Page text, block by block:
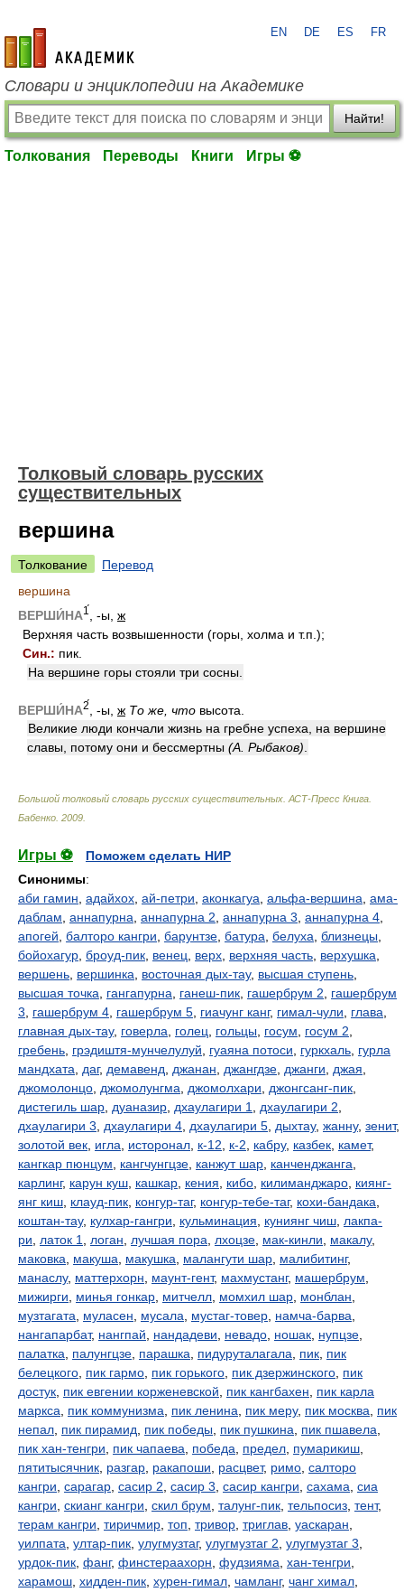
academic.ru
EN DE ES FR
Словари и энциклопедии на Академике
Найти!
Толкования Переводы Книги Игры ⚽
Толковый словарь русских
существительных
вершина
Толкование
Перевод
вершина
ВЕРШИ́НА1́ , -ы, ж
Верхняя часть возвышенности (горы, холма и т.п.);
Син.: пик.
На вершине горы стояли три сосны.
ВЕРШИ́НА2́ , -ы, ж То же, что высота.
Великие люди кончали жизнь на гребне успеха, на вершине
славы, потому они и бессмертны (А. Рыбаков).
Большой толковый словарь русских существительных. АСТ-Пресс Книга
Бабенко 2009
Игры ⚽
Поможем сделать НИР
Синонимы:
аби гамин, адайхох, ай-петри, аконкагуа, альфа-вершина, ама-
даблам, аннапурна, аннапурна 2, аннапурна 3, аннапурна 4,
апогей, балторо кангри, барунтзе, батура, белуха, близнецы,
бойохагур, броуд-пик, венец, верх, верхняя часть, верхушка,
вершень, вершинка, восточная дых-тау, высшая ступень,
высшая точка, гангапурна, ганеш-пик, гашербрум 2, гашербрум
3, гашербрум 4, гашербрум 5, гиачунг канг, гимал-чули, глава,
главная дых-тау, говерла, голец, гольцы, госум, госум 2,
гребень, грэдиштя-мунчелулуй, гуаяна потоси, гуркхаль, гурла
мандхата, даг, демавенд, джанан, джангдзе, джанги, джая,
джомолонцо, джомолунгма, джомолхари, джонгсанг-пик,
дистегиль шар, дуаназир, дхаулагири 1, дхаулагири 2,
дхаулагири 3, дхаулагири 4, дхаулагири 5, дыхтау, жанну, зенит,
золотой век, игла, исторонал, к-12, к-2, кабру, казбек, камет,
кангкар пюнцум, кангчунгцзе, канжут шар, канченджанга,
карлинг, карун куш, кашкар, кения, кибо, килиманджаро, киянг-
янг киш, клауд-пик, конгур-таг, конгур-тебе-таг, кохи-бандака,
коштан-тау, кулхар-гангри, кульминация, куниянг чиш, лакпа-
ри, латок 1, логан, лучшая пора, лхоцзе, мак-кинли, макалу,
маковка, макуша, макушка, малангути шар, малибитинг,
манаслу, маттерхорн, маунт-гент, махмустанг, машербрум,
мижирги, минья гонкар, митчелл, момхил шар, монблан,
музтагата, муласен, мусала, мустаг-товер, намча-барва,
нангапарбат, нангпай, нандадеви, невадо, ношак, нупцзе,
палатка, палунгцзе, парашка, пидуруталагала, пик, пик
белецкого, пик гармо, пик горького, пик дзержинского, пик
достук, пик евгении корженевской, пик кангбахен, пик карла
маркса, пик коммунизма, пик ленина, пик меру, пик москва, пик
непал, пик пирамид, пик победы, пик пушкина, пик пшавела,
пик хан-тенгри, пик чапаева, победа, предел, пумарикиш,
пятитысячник, разгар, ракапоши, расцвет, римо, салторо
кангри, сарагар, сасир 2, сасир 3, сасир кангри, сахама, сиа
кангри, скианг кангри, скил брум, талунг-пик, тельпосиз, тент,
терам кангри, тиричмир, топ, тривор, триглав, уаскаран,
уилпата, ултар-пик, улугмузтаг, улугмузтаг 2, улугмузтаг 3,
урдок-пик, фанг, финстераахорн, фудзияма, хан-тенгри,
харамош, хидден-пик, хурен-гимал, чамланг, чанг химал,